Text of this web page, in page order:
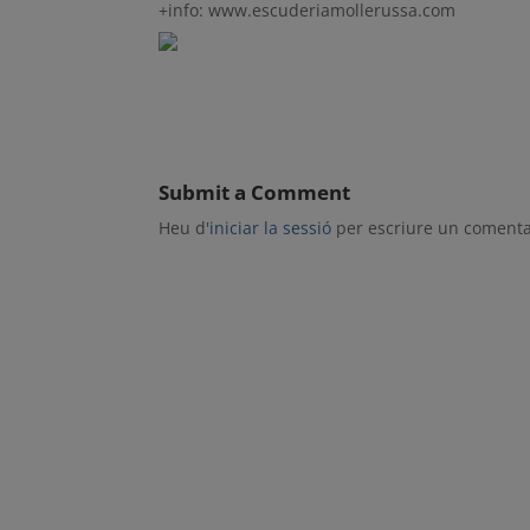
+info: www.escuderiamollerussa.com
Submit a Comment
Heu d'iniciar la sessió per escriure un